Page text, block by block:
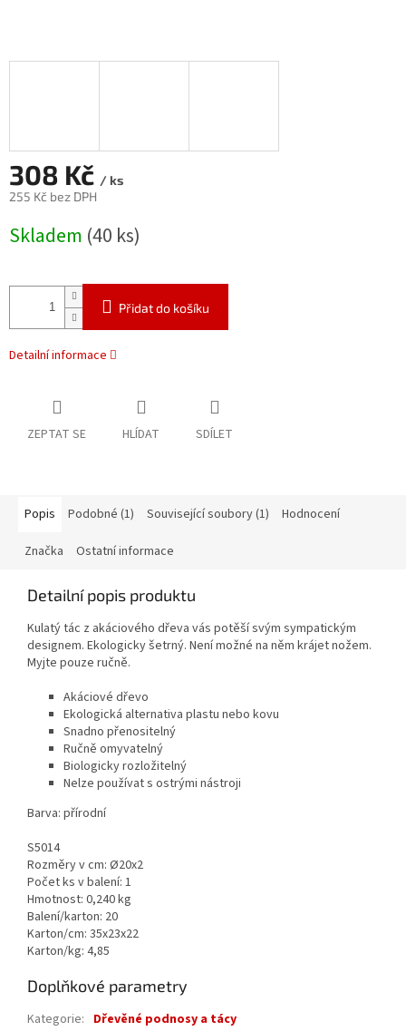
308 Kč / ks
255 Kč bez DPH
cena:
Skladem (40 ks)
Přidat do košíku
Detailní informace
ZEPTAT SE HLÍDAT SDÍLET
Popis Podobné (1) Související soubory (1) Hodnocení
Značka Ostatní informace
Detailní popis produktu
Kulatý tác z akáciového dřeva vás potěší svým sympatickým
designem. Ekologicky šetrný. Není možné na něm krájet nožem.
Myjte pouze ručně.
Akáciové dřevo
Ekologická alternativa plastu nebo kovu
Snadno přenositelný
Ručně omyvatelný
Biologicky rozložitelný
Nelze používat s ostrými nástroji
Barva: přírodní
S5014
Rozměry v cm: Ø20x2
Počet ks v balení: 1
Hmotnost: 0,240 kg
Balení/karton: 20
Karton/cm: 35x23x22
Karton/kg: 4,85
Doplňkové parametry
Kategorie: Dřevěné podnosy a tácy